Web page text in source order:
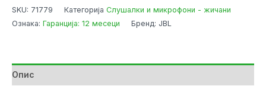
SKU: 71779 Категорија Слушалки и микрофони - жичани
Ознака: Гаранција: 12 месеци Бренд: JBL
Опис